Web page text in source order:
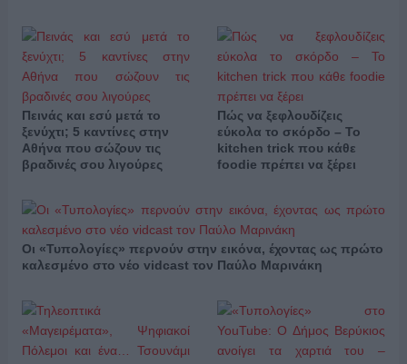
Πεινάς και εσύ μετά το
ξενύχτι; 5 καντίνες στην
Αθήνα που σώζουν τις
βραδινές σου λιγούρες
Πώς να ξεφλουδίζεις
εύκολα το σκόρδο – Το
kitchen trick που κάθε
foodie πρέπει να ξέρει
Οι «Τυπολογίες» περνούν στην εικόνα, έχοντας ως πρώτο
καλεσμένο στο νέο vidcast τον Παύλο Μαρινάκη